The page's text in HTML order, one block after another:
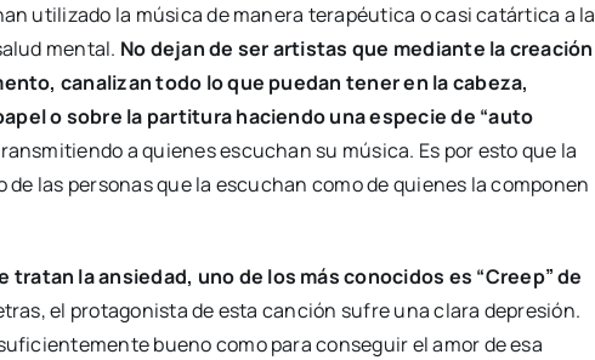
utilizado la música de manera terapéutica o casi catártica a la
mental. No dejan de ser artistas que mediante la creación
canalizan todo lo que puedan tener en la cabeza,
o sobre la partitura haciendo una especie de “auto
a quienes escuchan su música. Es por esto que la
las personas que la escuchan como de quienes la componen
la ansiedad, uno de los más conocidos es “Creep” de
el protagonista de esta canción sufre una clara depresión.
bueno como para conseguir el amor de esa